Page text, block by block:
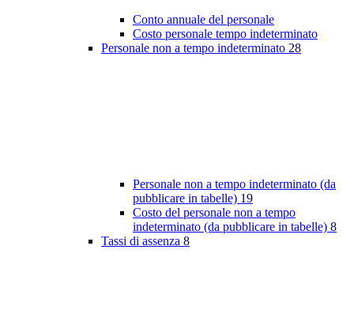
Conto annuale del personale
Costo personale tempo indeterminato
Personale non a tempo indeterminato 28
Personale non a tempo indeterminato (da
pubblicare in tabelle) 19
Costo del personale non a tempo
indeterminato (da pubblicare in tabelle) 8
Tassi di assenza 8